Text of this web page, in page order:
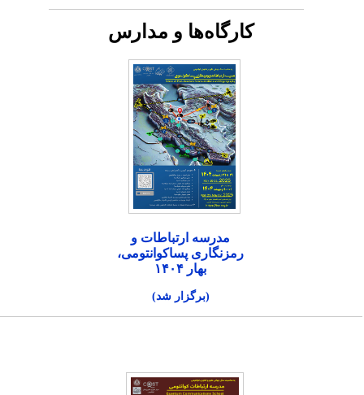
کارگاه‌ها و مدارس
مدرسه ارتباطات و
رمزنگاری پساکوانتومی،
بهار ۱۴۰۴
(برگزار شد)